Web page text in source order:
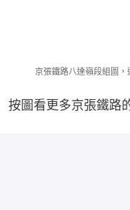
京張鐵路八達嶺段組圖，
按圖看更多京張鐵路